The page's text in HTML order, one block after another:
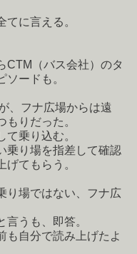
に言える。
CTM（バス会社）のタ
ードも。
、フナ広場からは遠
りだった。
乗り込む。
乗り場を指差して確認
てもらう。
り場ではない、フナ広
うも、即答。
も自分で読み上げたよ